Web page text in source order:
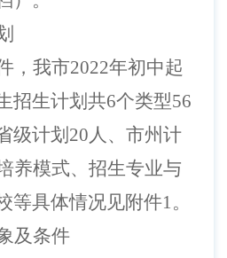
，我市2022年初中起
招生计划共6个类型56
级计划20人、市州计
养模式、招生专业与
等具体情况见附件1。
及条件